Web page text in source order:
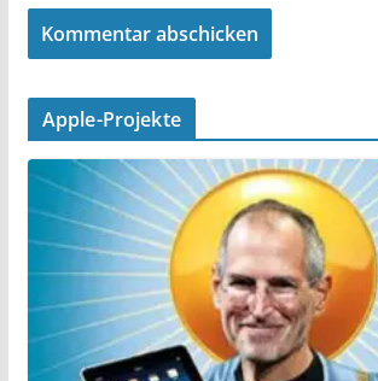
Apple-Projekte